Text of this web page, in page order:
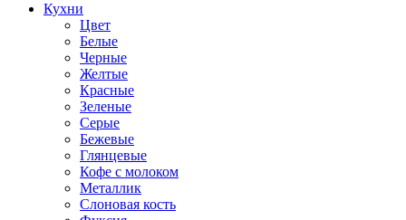
Кухни
Цвет
Белые
Черные
Желтые
Красные
Зеленые
Серые
Бежевые
Глянцевые
Кофе с молоком
Металлик
Слоновая кость